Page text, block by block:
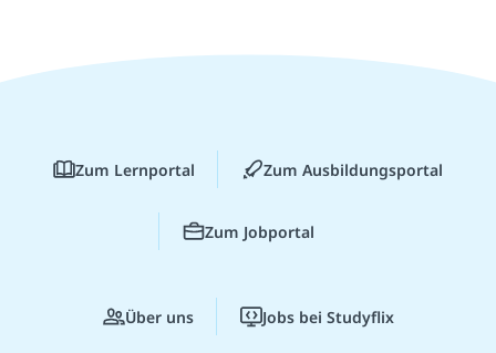
Zum Lernportal Zum Ausbildungsportal
Zum Jobportal
Über uns Jobs bei Studyflix